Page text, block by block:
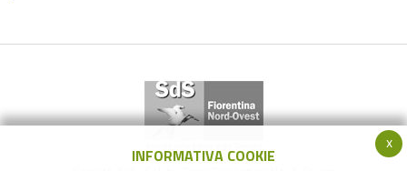
x
INFORMATIVA COOKIE